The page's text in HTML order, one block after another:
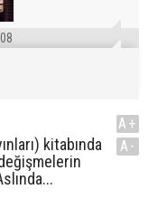
kitabında
A+
A-